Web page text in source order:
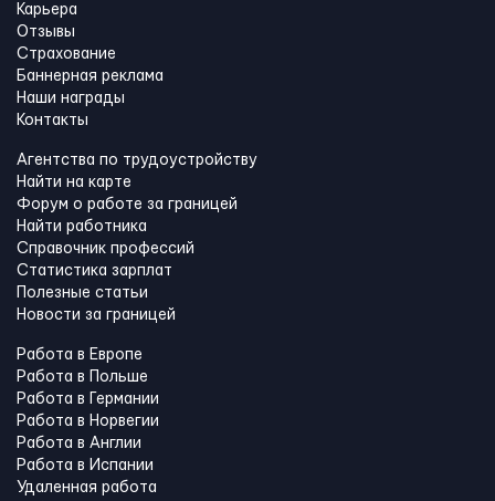
Карьера
Отзывы
Страхование
Баннерная реклама
Наши награды
Контакты
Агентства по трудоустройству
Найти на карте
Форум о работе за границей
Найти работника
Справочник профессий
Статистика зарплат
Полезные статьи
Новости за границей
Работа в Европе
Работа в Польше
Работа в Германии
Работа в Норвегии
Работа в Англии
Работа в Испании
Удаленная работа